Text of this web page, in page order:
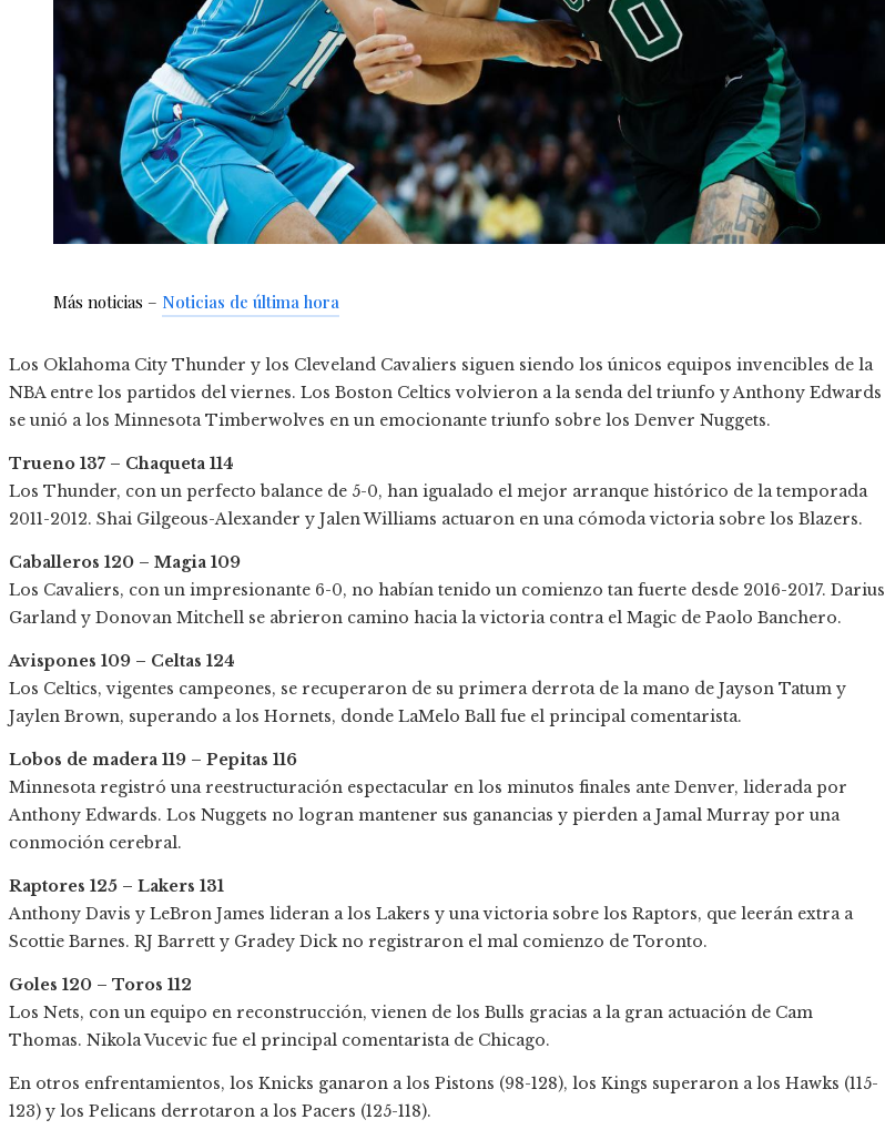
Más noticias – Noticias de última hora
Los Oklahoma City Thunder y los Cleveland Cavaliers siguen siendo los únicos equipos invencibles de la
NBA entre los partidos del viernes. Los Boston Celtics volvieron a la senda del triunfo y Anthony Edwards
se unió a los Minnesota Timberwolves en un emocionante triunfo sobre los Denver Nuggets.
Trueno 137 – Chaqueta 114
Los Thunder, con un perfecto balance de 5-0, han igualado el mejor arranque histórico de la temporada
2011-2012. Shai Gilgeous-Alexander y Jalen Williams actuaron en una cómoda victoria sobre los Blazers.
Caballeros 120 – Magia 109
Los Cavaliers, con un impresionante 6-0, no habían tenido un comienzo tan fuerte desde 2016-2017. Darius
Garland y Donovan Mitchell se abrieron camino hacia la victoria contra el Magic de Paolo Banchero.
Avispones 109 – Celtas 124
Los Celtics, vigentes campeones, se recuperaron de su primera derrota de la mano de Jayson Tatum y
Jaylen Brown, superando a los Hornets, donde LaMelo Ball fue el principal comentarista.
Lobos de madera 119 – Pepitas 116
Minnesota registró una reestructuración espectacular en los minutos finales ante Denver, liderada por
Anthony Edwards. Los Nuggets no logran mantener sus ganancias y pierden a Jamal Murray por una
conmoción cerebral.
Raptores 125 – Lakers 131
Anthony Davis y LeBron James lideran a los Lakers y una victoria sobre los Raptors, que leerán extra a
Scottie Barnes. RJ Barrett y Gradey Dick no registraron el mal comienzo de Toronto.
Goles 120 – Toros 112
Los Nets, con un equipo en reconstrucción, vienen de los Bulls gracias a la gran actuación de Cam
Thomas. Nikola Vucevic fue el principal comentarista de Chicago.
En otros enfrentamientos, los Knicks ganaron a los Pistons (98-128), los Kings superaron a los Hawks (115-
123) y los Pelicans derrotaron a los Pacers (125-118).